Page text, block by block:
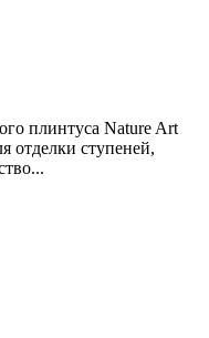
плинтуса Nature Art
отделки ступеней,